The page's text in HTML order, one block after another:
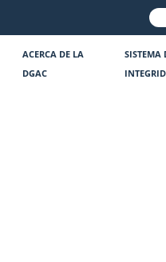
ACERCA DE LA
DGAC
SISTEMA